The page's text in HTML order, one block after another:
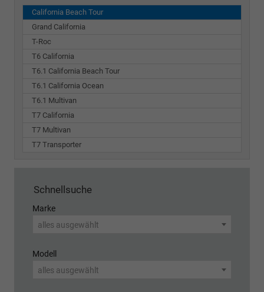
California Beach Tour
Grand California
T-Roc
T6 California
T6.1 California Beach Tour
T6.1 California Ocean
T6.1 Multivan
T7 California
T7 Multivan
T7 Transporter
Schnellsuche
Marke
alles ausgewählt
Modell
alles ausgewählt